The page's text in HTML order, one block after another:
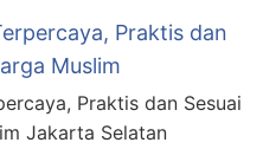
Praktis dan
Muslim
Praktis dan Sesuai
Jakarta Selatan